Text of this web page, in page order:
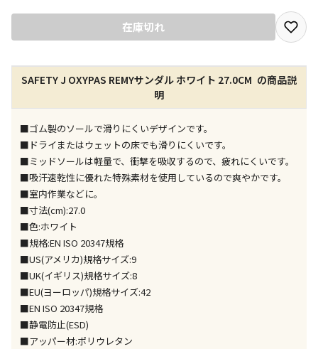
宅配や店舗受取を選択できる商品です
店舗のみで受取できる商品です（宅配便でのお届けが
できません）
※同時購入の商品は、全て同じ店舗での受取となりま
す
特定の店舗のみで受取ができる商品です（宅配便での
お届けができません）
※同時購入の商品は、全て同じ店舗での受取となりま
す
委託業者によりお届けする商品です
※ほか商品との同時購入はできません。お手数です
が、ご購入手続きを分けてお買い求めください
※支払い方法の代金引換は選択できません。
※電話注文はできません。
宅配のみでお届けする商品です（店舗受取は選択でき
ません）
※「宅配・店舗受取」「宅配のみ」マークの商品のみ
同時購入が可能です
在庫切れ
SAFETY J OXYPAS REMYサンダル ホワイト 27.0CM の商品説
明
■ゴム製のソールで滑りにくいデザインです。
■ドライまたはウェットの床でも滑りにくいです。
■ミッドソールは軽量で、衝撃を吸収するので、疲れにくいです。
■吸汗速乾性に優れた特殊素材を使用しているので爽やかです。
■室内作業などに。
■寸法(cm):27.0
■色:ホワイト
■規格:EN ISO 20347規格
■US(アメリカ)規格サイズ:9
■UK(イギリス)規格サイズ:8
■EU(ヨーロッパ)規格サイズ:42
■EN ISO 20347規格
■静電防止(ESD)
■アッパー材:ポリウレタン